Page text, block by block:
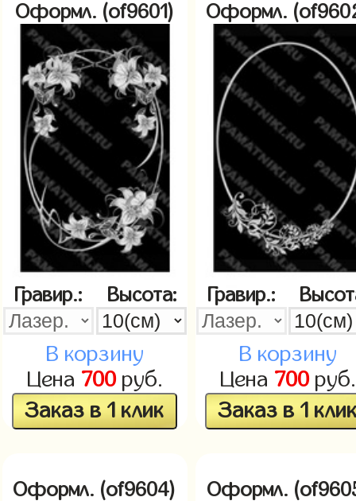
Оформл. (of9601)
Гравир.: Высота:
В корзину
Цена 700руб.
Заказ в 1 клик
Оформл.
Гравир.:
В корзину
Цена 700руб.
Заказ в 1
Оформл. (of9604) Оформл.